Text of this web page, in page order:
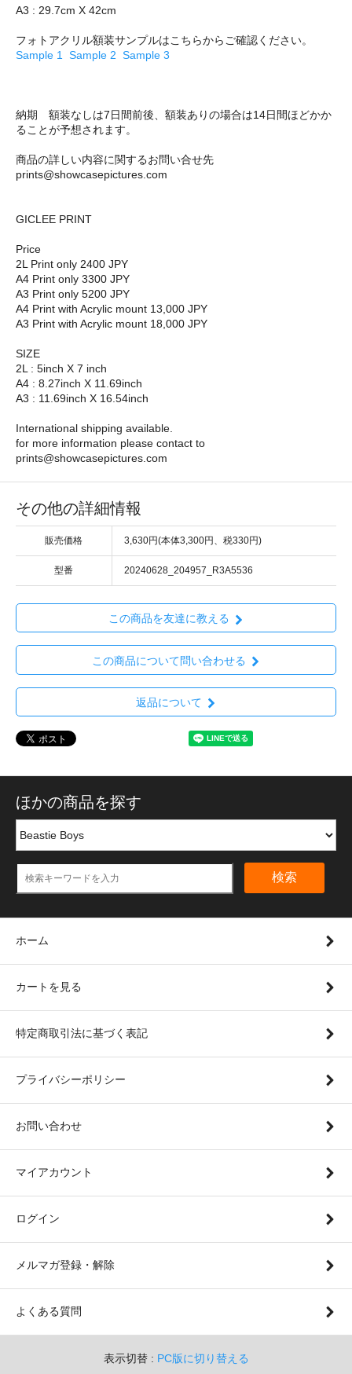
A3 : 29.7cm X 42cm
フォトアクリル額装サンプルはこちらからご確認ください。
Sample 1
Sample 2 Sample 3
納期 額装なしは7日間前後、額装ありの場合は14日間ほどかか
ることが予想されます。
商品の詳しい内容に関するお問い合せ先
prints@showcasepictures.com
GICLEE PRINT
Price
2L Print only 2400 JPY
A4 Print only 3300 JPY
A3 Print only 5200 JPY
A4 Print with Acrylic mount 13,000 JPY
A3 Print with Acrylic mount 18,000 JPY
SIZE
2L : 5inch X 7 inch
A4 : 8.27inch X 11.69inch
A3 : 11.69inch X 16.54inch
International shipping available.
for more information please contact to
prints@showcasepictures.com
その他の詳細情報
販売価格 3,630円(本体3,300円、税330円)
型番 20240628_204957_R3A5536
この商品を友達に教える
この商品について問い合わせる
返品について
ほかの商品を探す
検索
ホーム
カートを見る
特定商取引法に基づく表記
プライバシーポリシー
お問い合わせ
マイアカウント
ログイン
メルマガ登録・解除
よくある質問
表示切替 : PC版に切り替える